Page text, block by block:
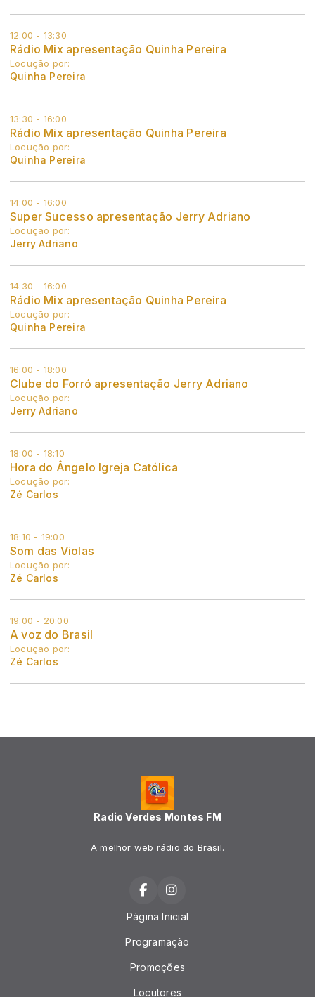
12:00 - 13:30
Rádio Mix apresentação Quinha Pereira
Locução por:
Quinha Pereira
13:30 - 16:00
Rádio Mix apresentação Quinha Pereira
Locução por:
Quinha Pereira
14:00 - 16:00
Super Sucesso apresentação Jerry Adriano
Locução por:
Jerry Adriano
14:30 - 16:00
Rádio Mix apresentação Quinha Pereira
Locução por:
Quinha Pereira
16:00 - 18:00
Clube do Forró apresentação Jerry Adriano
Locução por:
Jerry Adriano
18:00 - 18:10
Hora do Ângelo Igreja Católica
Locução por:
Zé Carlos
18:10 - 19:00
Som das Violas
Locução por:
Zé Carlos
19:00 - 20:00
A voz do Brasil
Locução por:
Zé Carlos
Radio Verdes Montes FM
A melhor web rádio do Brasil.
Página Inicial
Programação
Promoções
Locutores